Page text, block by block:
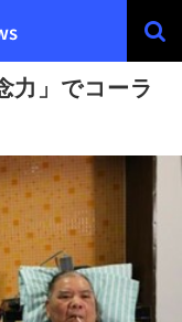
力」でコーラ